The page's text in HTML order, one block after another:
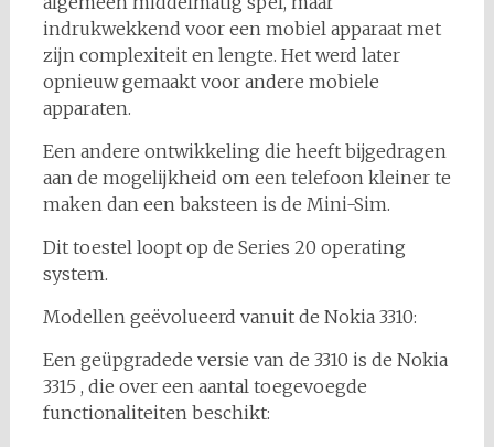
indrukwekkend voor een mobiel apparaat met
zijn complexiteit en lengte. Het werd later
opnieuw gemaakt voor andere mobiele
apparaten.
Een andere ontwikkeling die heeft bijgedragen
aan de mogelijkheid om een telefoon kleiner te
maken dan een baksteen is de Mini-Sim.
Dit toestel loopt op de Series 20 operating
system.
Modellen geëvolueerd vanuit de Nokia 3310:
Een geüpgradede versie van de 3310 is de Nokia
3315 , die over een aantal toegevoegde
functionaliteiten beschikt: